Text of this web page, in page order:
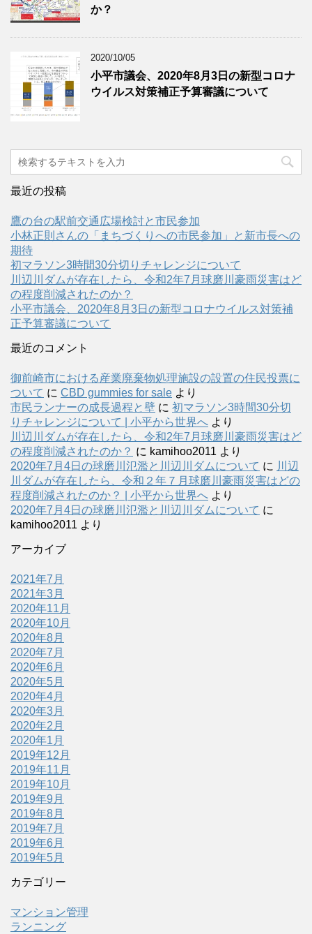
か？
2020/10/05
小平市議会、2020年8月3日の新型コロナ
ウイルス対策補正予算審議について
最近の投稿
鷹の台の駅前交通広場検討と市民参加
小林正則さんの「まちづくりへの市民参加」と新市長への
期待
初マラソン3時間30分切りチャレンジについて
川辺川ダムが存在したら、令和2年7月球磨川豪雨災害はど
の程度削減されたのか？
小平市議会、2020年8月3日の新型コロナウイルス対策補
正予算審議について
最近のコメント
御前崎市における産業廃棄物処理施設の設置の住民投票に
ついて に CBD gummies for sale より
市民ランナーの成長過程と壁 に 初マラソン3時間30分切
りチャレンジについて | 小平から世界へ より
川辺川ダムが存在したら、令和2年7月球磨川豪雨災害はど
の程度削減されたのか？ に kamihoo2011 より
2020年7月4日の球磨川氾濫と川辺川ダムについて に 川辺
川ダムが存在したら、令和２年７月球磨川豪雨災害はどの
程度削減されたのか？ | 小平から世界へ より
2020年7月4日の球磨川氾濫と川辺川ダムについて に
kamihoo2011 より
アーカイブ
2021年7月
2021年3月
2020年11月
2020年10月
2020年8月
2020年7月
2020年6月
2020年5月
2020年4月
2020年3月
2020年2月
2020年1月
2019年12月
2019年11月
2019年10月
2019年9月
2019年8月
2019年7月
2019年6月
2019年5月
カテゴリー
マンション管理
ランニング